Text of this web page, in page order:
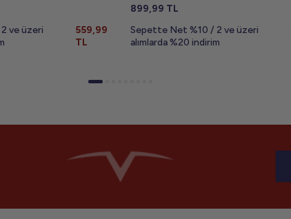
ve üzeri
559,99
TL
899,99 TL
Sepette Net %10 / 2 ve üzeri
alımlarda %20 indirim